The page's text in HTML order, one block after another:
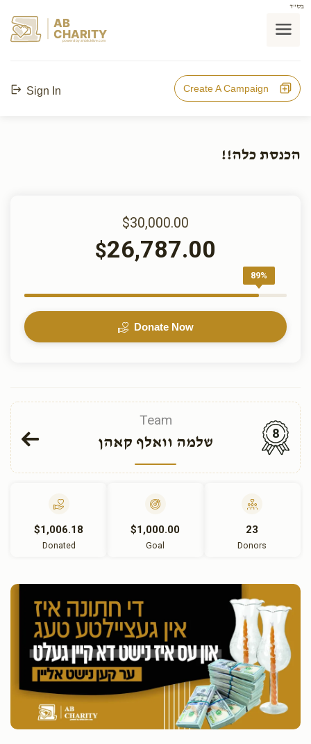
בס"ד
AB
CHARITY
powerd by ahblicklive.com
Sign In Create A Campaign
הכנסת כלה!!
$30,000.00
$26,787.00
89%
Donate Now
Team
שלמה וואלף קאהן
8
$1,006.18
Donated
$1,000.00
Goal
23
Donors